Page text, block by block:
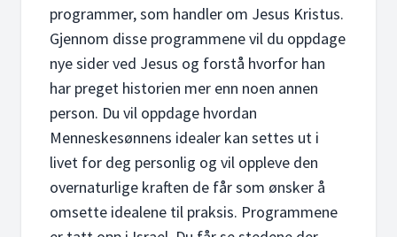
programmer, som handler om Jesus Kristus.
Gjennom disse programmene vil du oppdage
nye sider ved Jesus og forstå hvorfor han
har preget historien mer enn noen annen
person. Du vil oppdage hvordan
Menneskesønnens idealer kan settes ut i
livet for deg personlig og vil oppleve den
overnaturlige kraften de får som ønsker å
omsette idealene til praksis. Programmene